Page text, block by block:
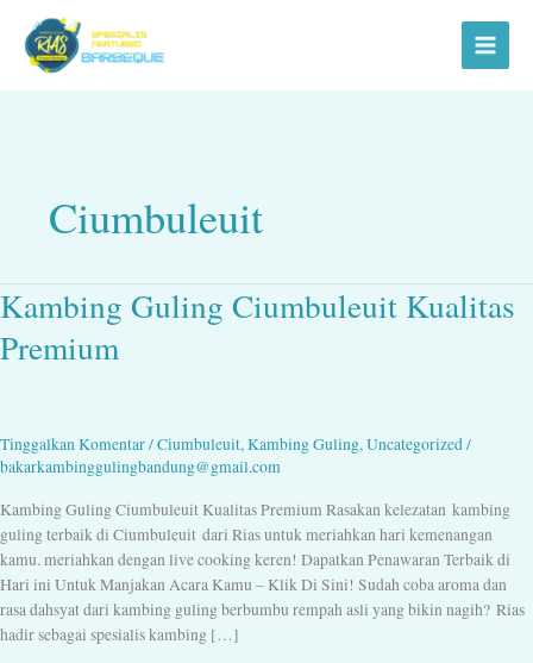
konten
Ciumbuleuit
Kambing Guling Ciumbuleuit Kualitas
Premium
Tinggalkan Komentar/Ciumbuleuit,Kambing Guling,Uncategorized/
bakarkambinggulingbandung@gmail.com
Kambing Guling Ciumbuleuit Kualitas Premium Rasakan kelezatan kambing
guling terbaik di Ciumbuleuit dari Rias untuk meriahkan hari kemenangan
kamu. meriahkan dengan live cooking keren! Dapatkan Penawaran Terbaik di
Hari ini Untuk Manjakan Acara Kamu – Klik Di Sini! Sudah coba aroma dan
rasa dahsyat dari kambing guling berbumbu rempah asli yang bikin nagih? Rias
hadir sebagai spesialis kambing […]
Kambing
Guling
Ciumbuleuit